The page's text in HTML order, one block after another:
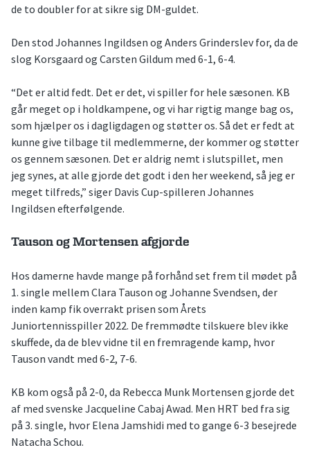
de to doubler for at sikre sig DM-guldet.
Den stod Johannes Ingildsen og Anders Grinderslev for, da de
slog Korsgaard og Carsten Gildum med 6-1, 6-4.
“Det er altid fedt. Det er det, vi spiller for hele sæsonen. KB
går meget op i holdkampene, og vi har rigtig mange bag os,
som hjælper os i dagligdagen og støtter os. Så det er fedt at
kunne give tilbage til medlemmerne, der kommer og støtter
os gennem sæsonen. Det er aldrig nemt i slutspillet, men
jeg synes, at alle gjorde det godt i den her weekend, så jeg er
meget tilfreds,” siger Davis Cup-spilleren Johannes
Ingildsen efterfølgende.
Tauson og Mortensen afgjorde
Hos damerne havde mange på forhånd set frem til mødet på
1. single mellem Clara Tauson og Johanne Svendsen, der
inden kamp fik overrakt prisen som Årets
Juniortennisspiller 2022. De fremmødte tilskuere blev ikke
skuffede, da de blev vidne til en fremragende kamp, hvor
Tauson vandt med 6-2, 7-6.
KB kom også på 2-0, da Rebecca Munk Mortensen gjorde det
af med svenske Jacqueline Cabaj Awad. Men HRT bed fra sig
på 3. single, hvor Elena Jamshidi med to gange 6-3 besejrede
Natacha Schou.